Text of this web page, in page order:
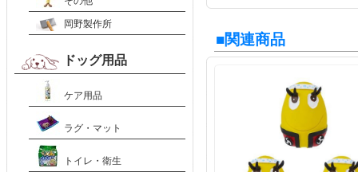
■関連商品
岡野製作所
ドッグ用品
ケア用品
ラグ・マット
トイレ・衛生